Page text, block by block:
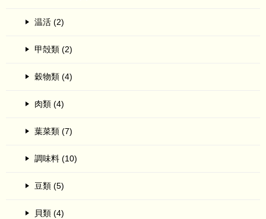
温活 (2)
甲殻類 (2)
穀物類 (4)
肉類 (4)
葉菜類 (7)
調味料 (10)
豆類 (5)
貝類 (4)